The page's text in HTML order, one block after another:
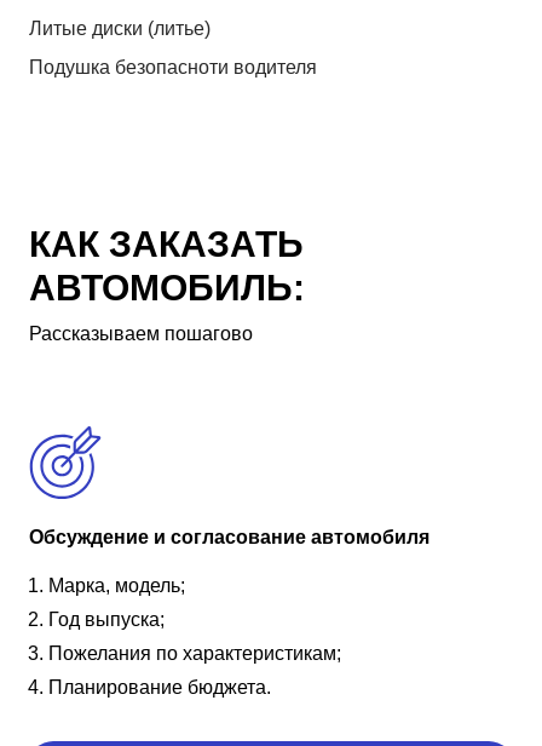
Литые диски (литье)
Подушка безопасноти водителя
КАК ЗАКАЗАТЬ
АВТОМОБИЛЬ:
Рассказываем пошагово
Обсуждение и согласование автомобиля
Марка, модель;
Год выпуска;
Пожелания по характеристикам;
Планирование бюджета.